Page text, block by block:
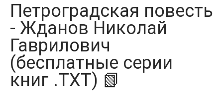
ЗАКЛАДКИ
Петроградская повесть
- Жданов Николай
Гаврилович
(бесплатные серии
книг .TXT) 📗